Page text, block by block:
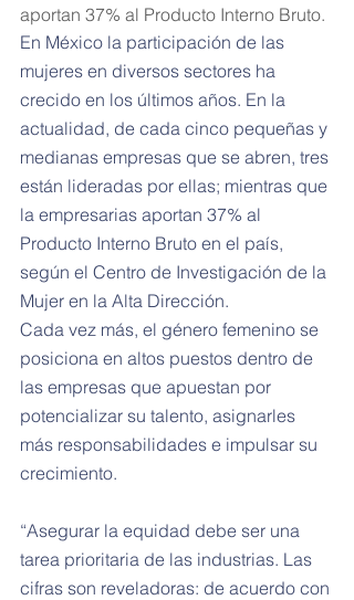
aportan 37% al Producto Interno Bruto.
En México la participación de las
mujeres en diversos sectores ha
crecido en los últimos años. En la
actualidad, de cada cinco pequeñas y
medianas empresas que se abren, tres
están lideradas por ellas; mientras que
la empresarias aportan 37% al
Producto Interno Bruto en el país,
según el Centro de Investigación de la
Mujer en la Alta Dirección.
Cada vez más, el género femenino se
posiciona en altos puestos dentro de
las empresas que apuestan por
potencializar su talento, asignarles
más responsabilidades e impulsar su
crecimiento.
“Asegurar la equidad debe ser una
tarea prioritaria de las industrias. Las
cifras son reveladoras: de acuerdo con